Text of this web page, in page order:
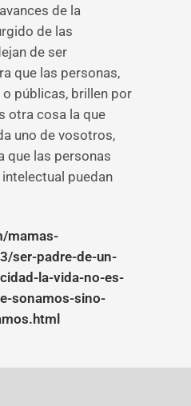
de la
de las
de ser
que las personas,
públicas, brillen por
otra cosa la que
uno de vosotros,
que las personas
puedan
mamas-
ser-padre-de-un-
la-vida-no-es-
sonamos-sino-